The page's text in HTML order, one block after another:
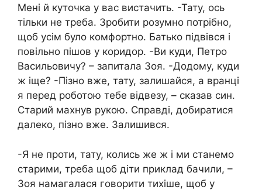
Мені й куточка у вас вистачить. -Тату, ось
тільки не треба. Зробити розумно потрібно,
щоб усім було комфортно. Батько підвівся і
повільно пішов у коридор. -Ви куди, Петро
Васильовичу? – запитала Зоя. -Додому, куди
ж іще? -Пізно вже, тату, залишайся, а вранці
я перед роботою тебе відвезу, – сказав син.
Старий махнув рукою. Справді, добиратися
далеко, пізно вже. Залишився.
-Я не проти, тату, колись же ж і ми станемо
старими, треба щоб діти приклад бачили, –
Зоя намагалася говорити тихіше, щоб у